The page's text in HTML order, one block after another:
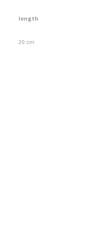
length
20 cm